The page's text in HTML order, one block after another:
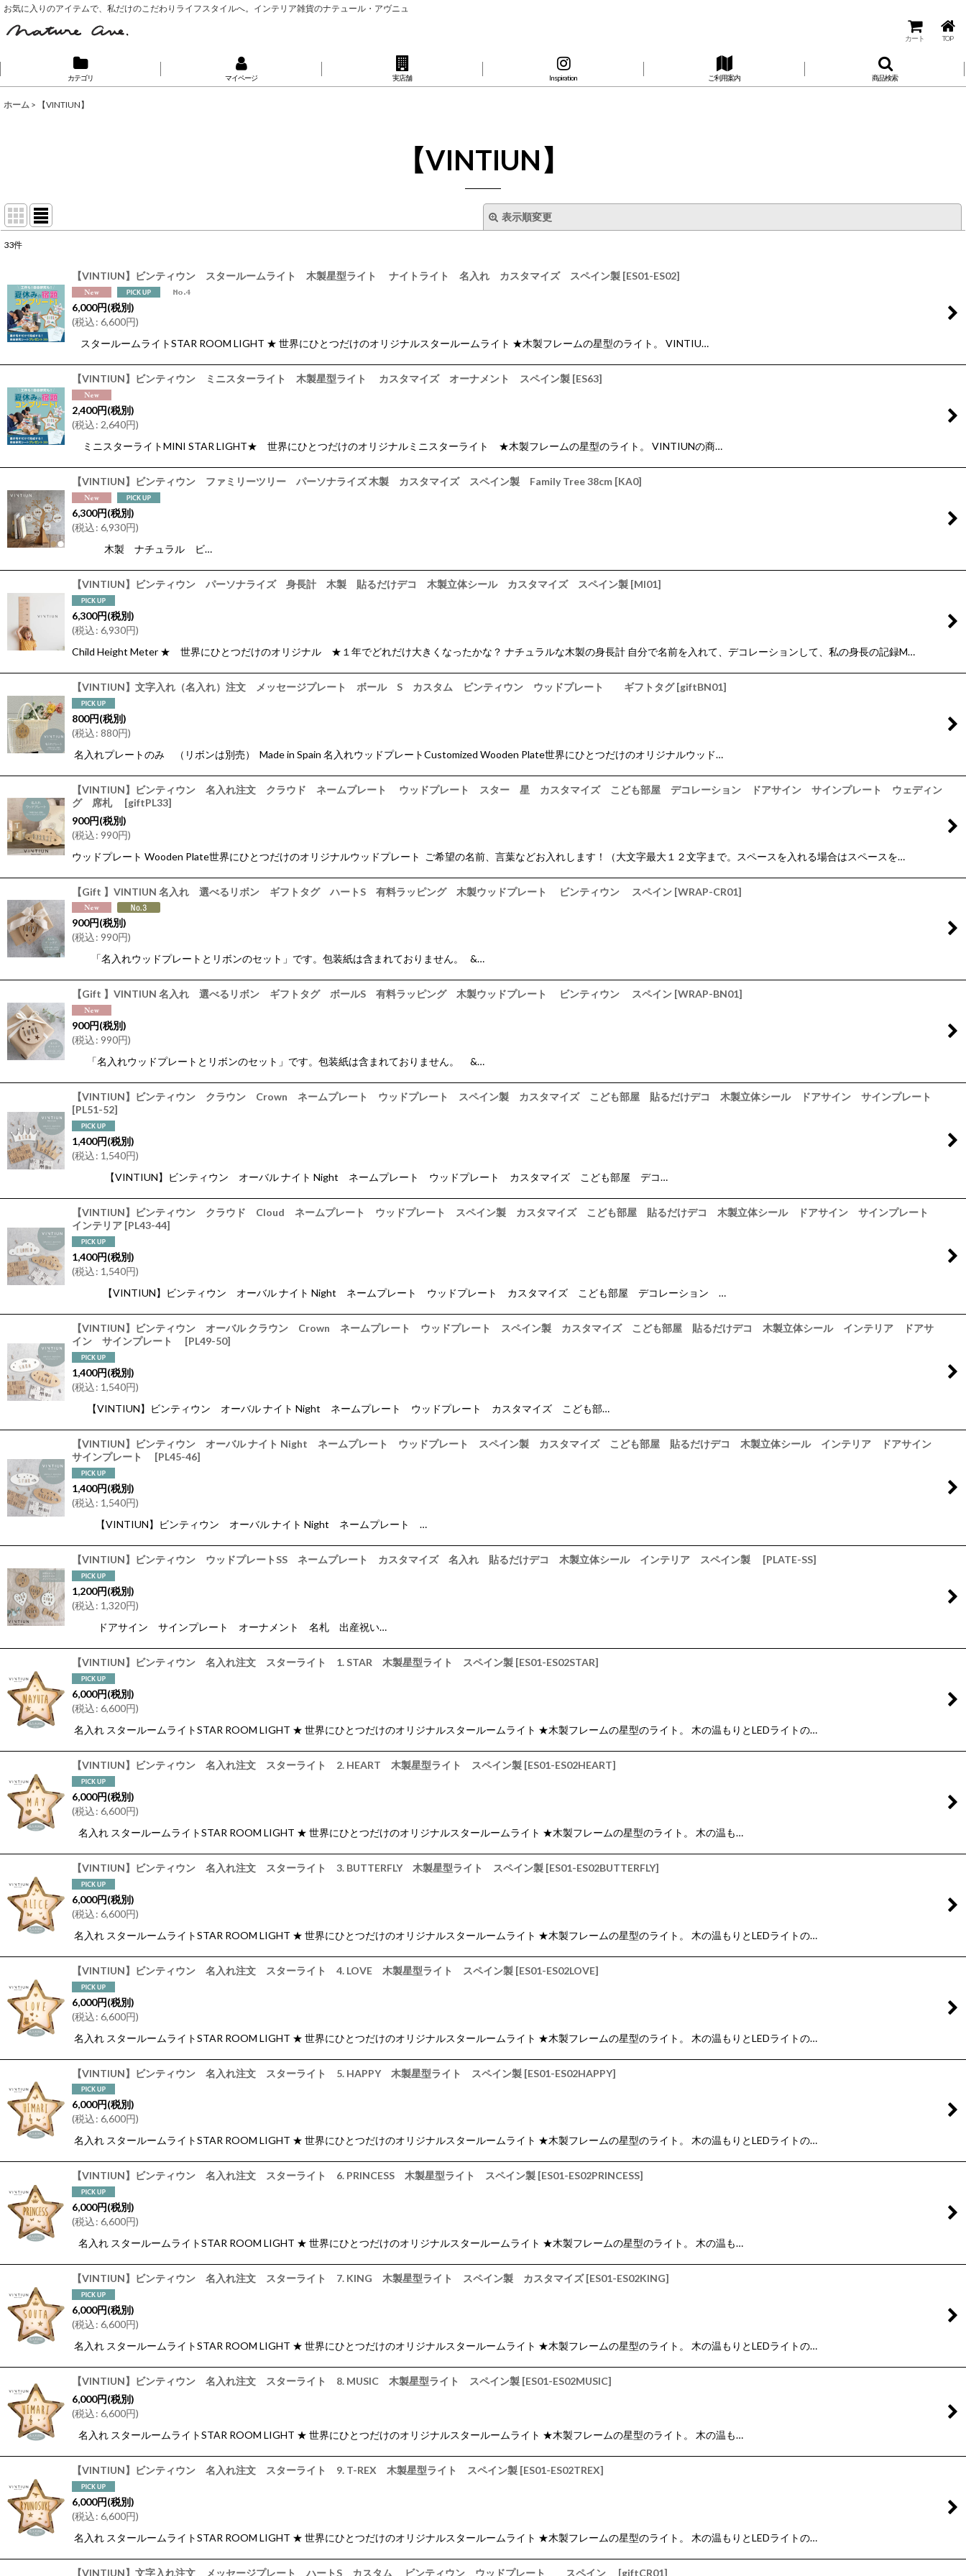
お気に入りのアイテムで、私だけのこだわりライフスタイルへ。インテリア雑貨のナテュール・アヴニュ
カート TOP
カテゴリ マイページ 実店舗 Inspiration ご利用案内 商品検索
ホーム > 【VINTIUN】
【VINTIUN】
表示順変更
並び順:
33件
【VINTIUN】ビンティウン スタールームライト 木製星型ライト ナイトライト 名入れ カスタマイズ スペイン製 [ES01-ES02]
6,000円(税別)
(税込: 6,600円)
スタールームライトSTAR ROOM LIGHT ★ 世界にひとつだけのオリジナルスタールームライト ★木製フレームの星型のライト。 VINTIU…
【VINTIUN】ビンティウン ミニスターライト 木製星型ライト カスタマイズ オーナメント スペイン製 [ES63]
2,400円(税別)
(税込: 2,640円)
ミニスターライトMINI STAR LIGHT★ 世界にひとつだけのオリジナルミニスターライト ★木製フレームの星型のライト。 VINTIUNの商…
【VINTIUN】ビンティウン ファミリーツリー パーソナライズ 木製 カスタマイズ スペイン製 Family Tree 38cm [KA0]
6,300円(税別)
(税込: 6,930円)
木製 ナチュラル ビ…
【VINTIUN】ビンティウン パーソナライズ 身長計 木製 貼るだけデコ 木製立体シール カスタマイズ スペイン製 [MI01]
6,300円(税別)
(税込: 6,930円)
Child Height Meter ★ 世界にひとつだけのオリジナル ★１年でどれだけ大きくなったかな？ ナチュラルな木製の身長計 自分で名前を入れて、デコレーションして、私の身長の記録M…
【VINTIUN】文字入れ（名入れ）注文 メッセージプレート ボール S カスタム ビンティウン ウッドプレート ギフトタグ [giftBN01]
800円(税別)
(税込: 880円)
名入れプレートのみ （リボンは別売） Made in Spain 名入れウッドプレートCustomized Wooden Plate世界にひとつだけのオリジナルウッド…
【VINTIUN】ビンティウン 名入れ注文 クラウド ネームプレート ウッドプレート スター 星 カスタマイズ こども部屋 デコレーション ドアサイン サインプレート ウェディン
グ 席札
[giftPL33]
900円(税別)
(税込: 990円)
ウッドプレート Wooden Plate世界にひとつだけのオリジナルウッドプレート ご希望の名前、言葉などお入れします！（大文字最大１２文字まで。スペースを入れる場合はスペースを…
【Gift 】VINTIUN 名入れ 選べるリボン ギフトタグ ハートS 有料ラッピング 木製ウッドプレート ビンティウン スペイン [WRAP-CR01]
900円(税別)
(税込: 990円)
「名入れウッドプレートとリボンのセット」です。包装紙は含まれておりません。 &…
【Gift 】VINTIUN 名入れ 選べるリボン ギフトタグ ボールS 有料ラッピング 木製ウッドプレート ビンティウン スペイン [WRAP-BN01]
900円(税別)
(税込: 990円)
「名入れウッドプレートとリボンのセット」です。包装紙は含まれておりません。 &…
【VINTIUN】ビンティウン クラウン Crown ネームプレート ウッドプレート スペイン製 カスタマイズ こども部屋 貼るだけデコ 木製立体シール ドアサイン サインプレート
[PL51-52]
1,400円(税別)
(税込: 1,540円)
【VINTIUN】ビンティウン オーバル ナイト Night ネームプレート ウッドプレート カスタマイズ こども部屋 デコ…
【VINTIUN】ビンティウン クラウド Cloud ネームプレート ウッドプレート スペイン製 カスタマイズ こども部屋 貼るだけデコ 木製立体シール ドアサイン サインプレート
インテリア [PL43-44]
1,400円(税別)
(税込: 1,540円)
【VINTIUN】ビンティウン オーバル ナイト Night ネームプレート ウッドプレート カスタマイズ こども部屋 デコレーション …
【VINTIUN】ビンティウン オーバル クラウン Crown ネームプレート ウッドプレート スペイン製 カスタマイズ こども部屋 貼るだけデコ 木製立体シール インテリア ドアサ
イン サインプレート
[PL49-50]
1,400円(税別)
(税込: 1,540円)
【VINTIUN】ビンティウン オーバル ナイト Night ネームプレート ウッドプレート カスタマイズ こども部…
【VINTIUN】ビンティウン オーバル ナイト Night ネームプレート ウッドプレート スペイン製 カスタマイズ こども部屋 貼るだけデコ 木製立体シール インテリア ドアサイン
サインプレート
[PL45-46]
1,400円(税別)
(税込: 1,540円)
【VINTIUN】ビンティウン オーバル ナイト Night ネームプレート …
【VINTIUN】ビンティウン ウッドプレートSS ネームプレート カスタマイズ 名入れ 貼るだけデコ 木製立体シール インテリア スペイン製 [PLATE-SS]
1,200円(税別)
(税込: 1,320円)
ドアサイン サインプレート オーナメント 名札 出産祝い…
【VINTIUN】ビンティウン 名入れ注文 スターライト 1. STAR 木製星型ライト スペイン製 [ES01-ES02STAR]
6,000円(税別)
(税込: 6,600円)
名入れ スタールームライトSTAR ROOM LIGHT ★ 世界にひとつだけのオリジナルスタールームライト ★木製フレームの星型のライト。 木の温もりとLEDライトの…
【VINTIUN】ビンティウン 名入れ注文 スターライト 2. HEART 木製星型ライト スペイン製 [ES01-ES02HEART]
6,000円(税別)
(税込: 6,600円)
名入れ スタールームライトSTAR ROOM LIGHT ★ 世界にひとつだけのオリジナルスタールームライト ★木製フレームの星型のライト。 木の温も…
【VINTIUN】ビンティウン 名入れ注文 スターライト 3. BUTTERFLY 木製星型ライト スペイン製 [ES01-ES02BUTTERFLY]
6,000円(税別)
(税込: 6,600円)
名入れ スタールームライトSTAR ROOM LIGHT ★ 世界にひとつだけのオリジナルスタールームライト ★木製フレームの星型のライト。 木の温もりとLEDライトの…
【VINTIUN】ビンティウン 名入れ注文 スターライト 4. LOVE 木製星型ライト スペイン製 [ES01-ES02LOVE]
6,000円(税別)
(税込: 6,600円)
名入れ スタールームライトSTAR ROOM LIGHT ★ 世界にひとつだけのオリジナルスタールームライト ★木製フレームの星型のライト。 木の温もりとLEDライトの…
【VINTIUN】ビンティウン 名入れ注文 スターライト 5. HAPPY 木製星型ライト スペイン製 [ES01-ES02HAPPY]
6,000円(税別)
(税込: 6,600円)
名入れ スタールームライトSTAR ROOM LIGHT ★ 世界にひとつだけのオリジナルスタールームライト ★木製フレームの星型のライト。 木の温もりとLEDライトの…
【VINTIUN】ビンティウン 名入れ注文 スターライト 6. PRINCESS 木製星型ライト スペイン製 [ES01-ES02PRINCESS]
6,000円(税別)
(税込: 6,600円)
名入れ スタールームライトSTAR ROOM LIGHT ★ 世界にひとつだけのオリジナルスタールームライト ★木製フレームの星型のライト。 木の温も…
【VINTIUN】ビンティウン 名入れ注文 スターライト 7. KING 木製星型ライト スペイン製 カスタマイズ [ES01-ES02KING]
6,000円(税別)
(税込: 6,600円)
名入れ スタールームライトSTAR ROOM LIGHT ★ 世界にひとつだけのオリジナルスタールームライト ★木製フレームの星型のライト。 木の温もりとLEDライトの…
【VINTIUN】ビンティウン 名入れ注文 スターライト 8. MUSIC 木製星型ライト スペイン製 [ES01-ES02MUSIC]
6,000円(税別)
(税込: 6,600円)
名入れ スタールームライトSTAR ROOM LIGHT ★ 世界にひとつだけのオリジナルスタールームライト ★木製フレームの星型のライト。 木の温も…
【VINTIUN】ビンティウン 名入れ注文 スターライト 9. T-REX 木製星型ライト スペイン製 [ES01-ES02TREX]
6,000円(税別)
(税込: 6,600円)
名入れ スタールームライトSTAR ROOM LIGHT ★ 世界にひとつだけのオリジナルスタールームライト ★木製フレームの星型のライト。 木の温もりとLEDライトの…
【VINTIUN】文字入れ注文 メッセージプレート ハートS カスタム ビンティウン ウッドプレート スペイン [giftCR01]